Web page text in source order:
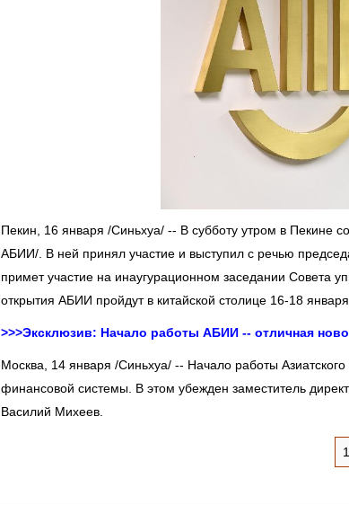
Пекин, 16 января /Синьхуа/ -- В субботу утром в Пекине
АБИИ/. В ней принял участие и выступил с речью
примет участие на инаугурационном заседании Совета
открытия АБИИ пройдут в китайской столице 16-18 января.
>>>Эксклюзив: Начало работы АБИИ -- отличная
Москва, 14 января /Синьхуа/ -- Начало работы
финансовой системы. В этом убежден заместитель
Василий Михеев.
1